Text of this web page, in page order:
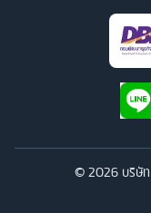
©2026บริษัท